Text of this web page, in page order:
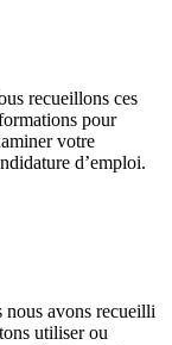
recueillons ces
pour
votre
d’emploi.
nous avons recueilli
utiliser ou